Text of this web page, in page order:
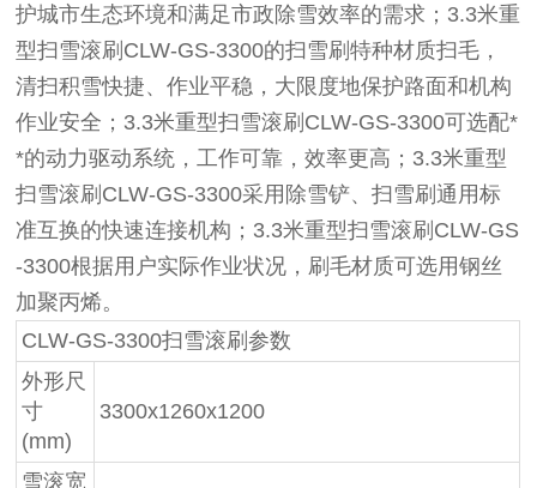
护城市生态环境和满足市政除雪效率的需求；3.3米重
型扫雪滚刷CLW-GS-3300的扫雪刷特种材质扫毛，
清扫积雪快捷、作业平稳，大限度地保护路面和机构
作业安全；3.3米重型扫雪滚刷CLW-GS-3300可选配*
*的动力驱动系统，工作可靠，效率更高；3.3米重型
扫雪滚刷CLW-GS-3300采用除雪铲、扫雪刷通用标
准互换的快速连接机构；3.3米重型扫雪滚刷CLW-GS
-3300根据用户实际作业状况，刷毛材质可选用钢丝
加聚丙烯。
CLW-GS-3300扫雪滚刷参数
外形尺
寸
(mm)
3300x1260x1200
雪滚宽